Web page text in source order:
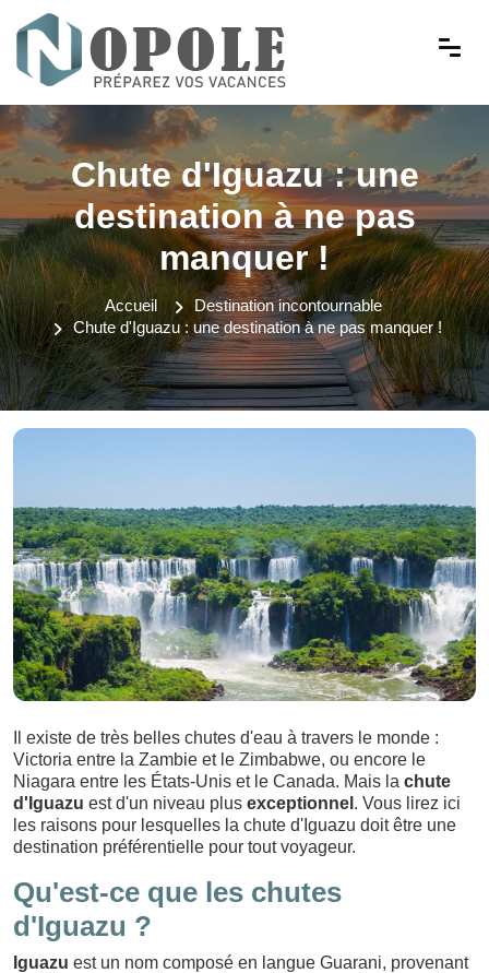
Chute d'Iguazu : une
destination à ne pas
manquer !
Accueil
Destination incontournable
Chute d'Iguazu : une destination à ne pas manquer !
Il existe de très belles chutes d'eau à travers le monde :
Victoria entre la Zambie et le Zimbabwe, ou encore le
Niagara entre les États-Unis et le Canada. Mais la chute
d'Iguazu est d'un niveau plus exceptionnel . Vous lirez ici
les raisons pour lesquelles la chute d'Iguazu doit être une
destination préférentielle pour tout voyageur.
Qu'est-ce que les chutes
d'Iguazu ?
Iguazu est un nom composé en langue Guarani, provenant